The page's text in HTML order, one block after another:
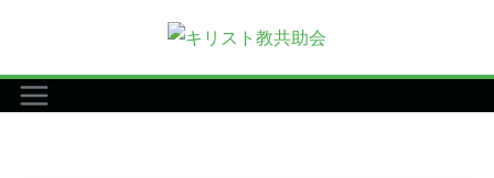
テ
ン